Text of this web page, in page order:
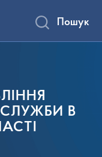
В
Пошук